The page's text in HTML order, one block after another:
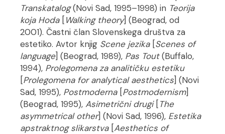
Transkatalog(Novi Sad, 1995–1998) in Teorija
koja Hoda[Walking theory] (Beograd, od
2001). Častni član Slovenskega društva za
estetiko. Avtor knjig Scene jezika[Scenes of
language] (Beograd, 1989), Pas Tout(Buffalo,
1994), Prolegomena za analitičku estetiku
[Prolegomena for analytical aesthetics] (Novi
Sad, 1995), Postmoderna[Postmodernism]
(Beograd, 1995),Asimetrični drugi[The
asymmetrical other] (Novi Sad, 1996), Estetika
apstraktnog slikarstva[Aesthetics of